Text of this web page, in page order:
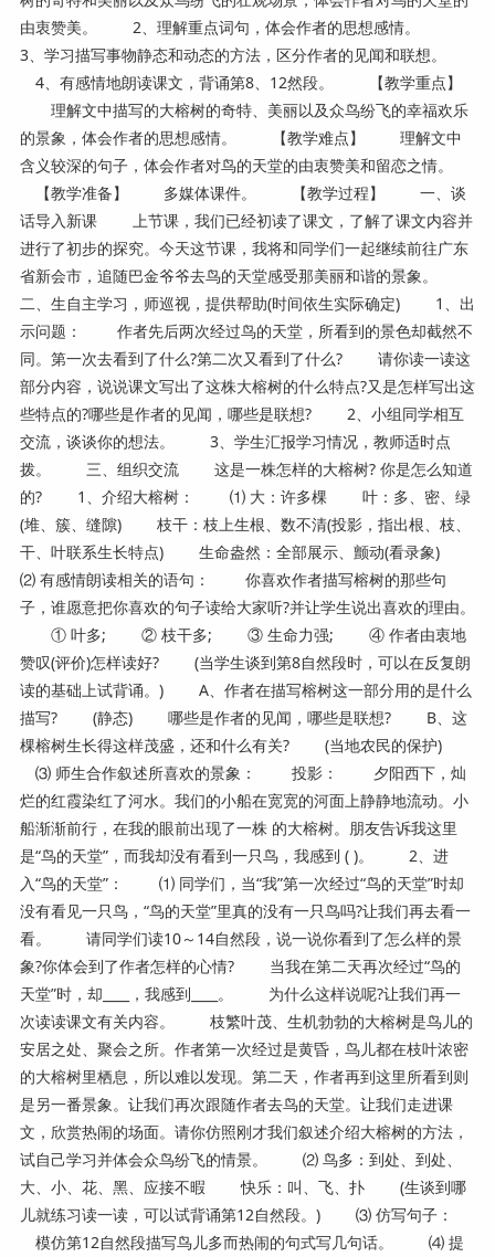
由衷赞美。 2、理解重点词句，体会作者的思想感情。
3、学习描写事物静态和动态的方法，区分作者的见闻和联想。
4、有感情地朗读课文，背诵第8、12然段。 【教学重点】
理解文中描写的大榕树的奇特、美丽以及众鸟纷飞的幸福欢乐
的景象，体会作者的思想感情。 【教学难点】 理解文中
含义较深的句子，体会作者对鸟的天堂的由衷赞美和留恋之情。
【教学准备】 多媒体课件。 【教学过程】 一、谈
话导入新课 上节课，我们已经初读了课文，了解了课文内容并
进行了初步的探究。今天这节课，我将和同学们一起继续前往广东
省新会市，追随巴金爷爷去鸟的天堂感受那美丽和谐的景象。
二、生自主学习，师巡视，提供帮助(时间依生实际确定) 1、出
示问题： 作者先后两次经过鸟的天堂，所看到的景色却截然不
同。第一次去看到了什么?第二次又看到了什么? 请你读一读这
部分内容，说说课文写出了这株大榕树的什么特点?又是怎样写出这
些特点的?哪些是作者的见闻，哪些是联想? 2、小组同学相互
交流，谈谈你的想法。 3、学生汇报学习情况，教师适时点
拨。 三、组织交流 这是一株怎样的大榕树? 你是怎么知道
的? 1、介绍大榕树： ⑴ 大：许多棵 叶：多、密、绿
(堆、簇、缝隙) 枝干：枝上生根、数不清(投影，指出根、枝、
干、叶联系生长特点) 生命盎然：全部展示、颤动(看录象)
⑵ 有感情朗读相关的语句： 你喜欢作者描写榕树的那些句
子，谁愿意把你喜欢的句子读给大家听?并让学生说出喜欢的理由。
① 叶多; ② 枝干多; ③ 生命力强; ④ 作者由衷地
赞叹(评价)怎样读好? (当学生谈到第8自然段时，可以在反复朗
读的基础上试背诵。) A、作者在描写榕树这一部分用的是什么
描写? (静态) 哪些是作者的见闻，哪些是联想? B、这
棵榕树生长得这样茂盛，还和什么有关? (当地农民的保护)
⑶ 师生合作叙述所喜欢的景象： 投影： 夕阳西下，灿
烂的红霞染红了河水。我们的小船在宽宽的河面上静静地流动。小
船渐渐前行，在我的眼前出现了一株 的大榕树。朋友告诉我这里
是“鸟的天堂”，而我却没有看到一只鸟，我感到 ( )。 2、进
入“鸟的天堂”： ⑴ 同学们，当“我”第一次经过“鸟的天堂”时却
没有看见一只鸟，“鸟的天堂”里真的没有一只鸟吗?让我们再去看一
看。 请同学们读10～14自然段，说一说你看到了怎么样的景
象?你体会到了作者怎样的心情? 当我在第二天再次经过“鸟的
天堂”时，却____，我感到____。 为什么这样说呢?让我们再一
次读读课文有关内容。 枝繁叶茂、生机勃勃的大榕树是鸟儿的
安居之处、聚会之所。作者第一次经过是黄昏，鸟儿都在枝叶浓密
的大榕树里栖息，所以难以发现。第二天，作者再到这里所看到则
是另一番景象。让我们再次跟随作者去鸟的天堂。让我们走进课
文，欣赏热闹的场面。请你仿照刚才我们叙述介绍大榕树的方法，
试自己学习并体会众鸟纷飞的情景。 ⑵ 鸟多：到处、到处、
大、小、花、黑、应接不暇 快乐：叫、飞、扑 (生谈到哪
儿就练习读一读，可以试背诵第12自然段。) ⑶ 仿写句子：
模仿第12自然段描写鸟儿多而热闹的句式写几句话。 ⑷ 提